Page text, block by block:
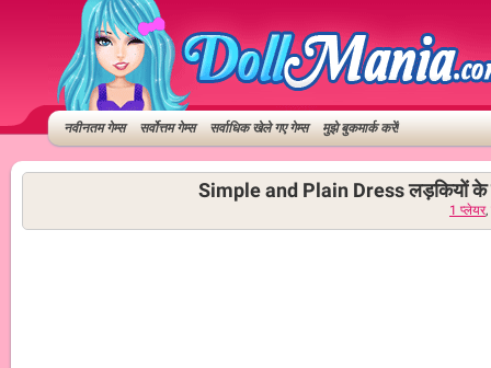
नवीनतम गेम्स सर्वोत्तम गेम्स सर्वाधिक खेले गए गेम्स मुझे बुकमार्क करें!
Simple and Plain Dress लड़कियों के
1 प्लेयर,